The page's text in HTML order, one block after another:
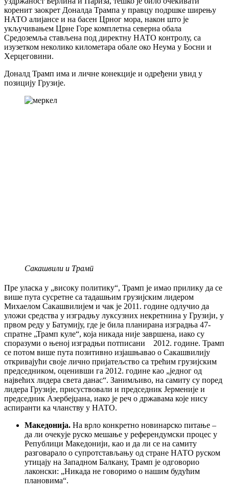
коренит заокрет Доналда Трампа у правцу подршке ширењу
НАТО алијансе и на басен Црног мора, након што је
укључивањем Црне Горе комплетна северна обала
Средоземља стављена под директну НАТО контролу, са
изузетком неколико километара обале око Неума у Босни и
Херцеговини.
Доналд Трамп има и личне конекције и одређени увид у
позицију Грузије.
Сакашвили и Трамп
Пре уласка у „високу политику“, Трамп је имао прилику да се
више пута сусретне са тадашњим грузијским лидером
Михаелом Сакашвилијем и чак је 2011. године одлучио да
уложи средства у изградњу луксузних некретнина у Грузији, у
првом реду у Батумију, где је била планирана изградња 47-
спратне „Трамп куле“, која никада није завршена, иако су
споразуми о њеној изградњи потписани 2012. године. Трамп
се потом више пута позитивно изјашњавао о Сакашвилију
откривајући своје лично пријатељство са трећим грузијским
председником, оценивши га 2012. године као „једног од
највећих лидера света данас“. Занимљиво, на самиту су поред
лидера Грузије, присуствовали и председник Јерменије и
председник Азербејџана, иако је реч о државама које нису
аспиранти ка чланству у НАТО.
Македонија. На врло конкретно новинарско питање –
да ли очекује руско мешање у референдумски процес у
Републици Македонији, као и да ли се на самиту
разговарало о супротстављању од стране НАТО руском
утицају на Западном Балкану, Трамп је одговорио
лаконски: „Никада не говоримо о нашим будућим
плановима“.